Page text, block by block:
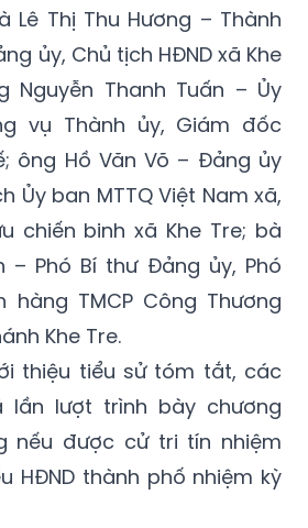
Lê Thị Thu Hương – Thành
ủy, Chủ tịch HĐND xã Khe
Nguyễn Thanh Tuấn – Ủy
vụ Thành ủy, Giám đốc
ông Hồ Văn Võ – Đảng ủy
Ủy ban MTTQ Việt Nam xã,
chiến binh xã Khe Tre; bà
– Phó Bí thư Đảng ủy, Phó
hàng TMCP Công Thương
Khe Tre.
thiệu tiểu sử tóm tắt, các
lần lượt trình bày chương
nếu được cử tri tín nhiệm
HĐND thành phố nhiệm kỳ